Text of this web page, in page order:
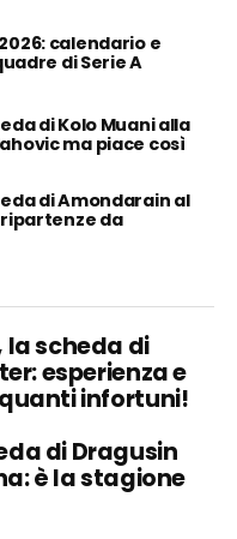
calendario e
di Serie A
di Kolo Muani alla
ma piace così
di Amondarain al
da
scheda di
esperienza e
infortuni!
di Dragusin
è la stagione